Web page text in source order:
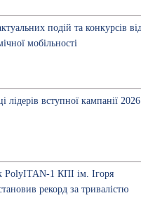
подій та конкурсів
мобільності
лідерів вступної кампанії 2026
PolyITAN-1 КПІ ім. Ігоря
рекорд за тривалістю